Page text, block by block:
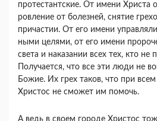
протестантские. От имени
ровление от болезней, снятие
причастии. От его имени
ными целями, от его имени
света и наказании всех тех, кто не
Получается, что все эти люди не
Божие. Их грех таков, что при
Христос не сможет им помочь.
А ведь в своем городе Христос